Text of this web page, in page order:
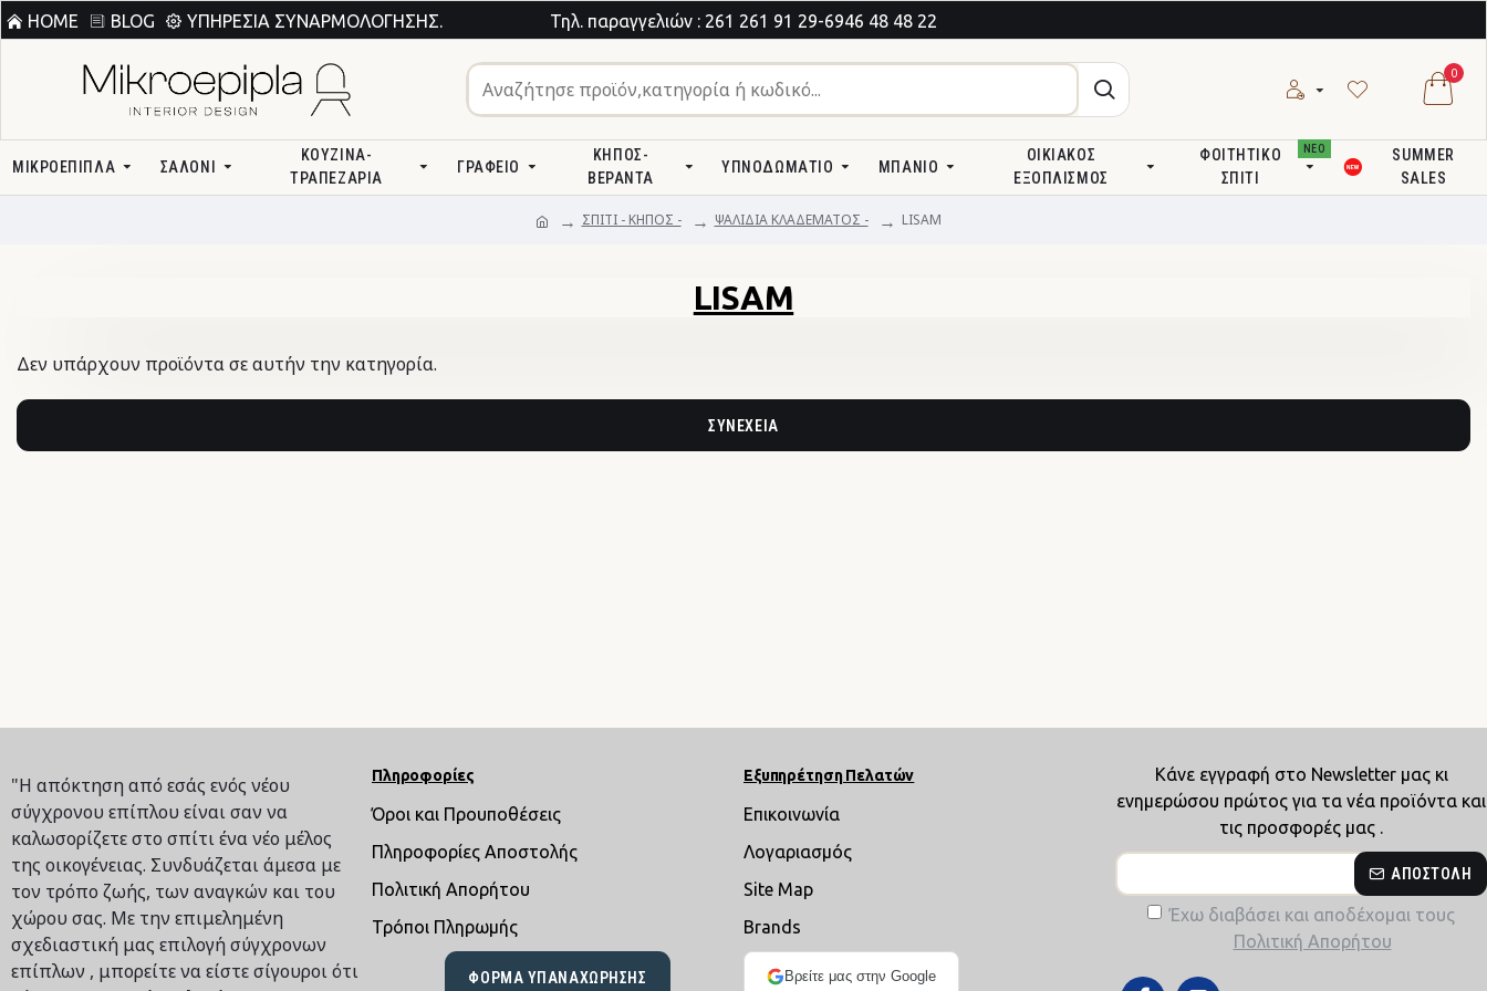
HOME BLOG ΥΠΗΡΕΣΊΑ ΣΥΝΑΡΜΟΛΌΓΗΣΗΣ. Τηλ. παραγγελιών : 261 261 91 29-6946 48 48 22
0
ΜΙΚΡΟΕΠΙΠΛΑ ΣΑΛΌΝΙ
ΚΟΥΖΊΝΑ-
ΤΡΑΠΕΖΑΡΊΑ
ΓΡΑΦΕΊΟ
ΚΉΠΟΣ-
ΒΕΡΆΝΤΑ
ΥΠΝΟΔΩΜΆΤΙΟ ΜΠΆΝΙΟ
ΟΙΚΙΑΚΌΣ
ΕΞΟΠΛΙΣΜΌΣ
ΦΟΙΤΗΤΙΚΌ
ΣΠΊΤΙ
ΝΕΟ
SUMMER
SALES
ΣΠΙΤΙ - ΚΗΠΟΣ - ΨΑΛΙΔΙΑ ΚΛΑΔΕΜΑΤΟΣ - LISAM
LISAM
Δεν υπάρχουν προϊόντα σε αυτήν την κατηγορία.
ΣΥΝΈΧΕΙΑ
"Η απόκτηση από εσάς ενός νέου
σύγχρονου επίπλου είναι σαν να
καλωσορίζετε στο σπίτι ένα νέο μέλος
της οικογένειας. Συνδυάζεται άμεσα με
τον τρόπο ζωής, των αναγκών και του
χώρου σας. Με την επιμελημένη
σχεδιαστική μας επιλογή σύγχρονων
επίπλων , μπορείτε να είστε σίγουροι ότι
Πληροφορίες
Όροι και Προυποθέσεις
Πληροφορίες Αποστολής
Πολιτική Απορήτου
Τρόποι Πληρωμής
ΦΌΡΜΑ ΥΠΑΝΑΧΏΡΗΣΗΣ
Εξυπηρέτηση Πελατών
Επικοινωνία
Λογαριασμός
Site Map
Brands
Βρείτε μας στην Google
Κάνε εγγραφή στο Newsletter μας κι
ενημερώσου πρώτος για τα νέα προϊόντα και
τις προσφορές μας .
ΑΠΟΣΤΟΛΉ
Έχω διαβάσει και αποδέχομαι τους
Πολιτική Απορήτου